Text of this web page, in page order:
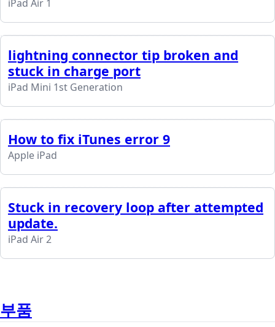
iPad Air 1
lightning connector tip broken and
stuck in charge port
iPad Mini 1st Generation
How to fix iTunes error 9
Apple iPad
Stuck in recovery loop after attempted
update.
iPad Air 2
부품